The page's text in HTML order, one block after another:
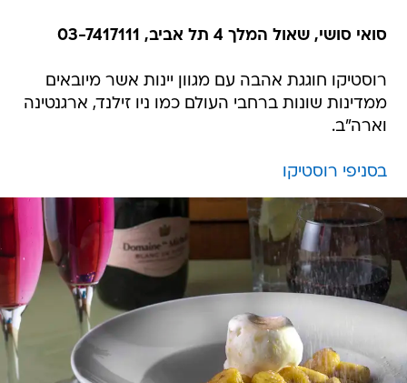
סואי סושי, שאול המלך 4 תל אביב, 03-7417111
רוסטיקו חוגגת אהבה עם מגוון יינות אשר מיובאים
ממדינות שונות ברחבי העולם כמו ניו זילנד, ארגנטינה
וארה"ב.
בסניפי רוסטיקו